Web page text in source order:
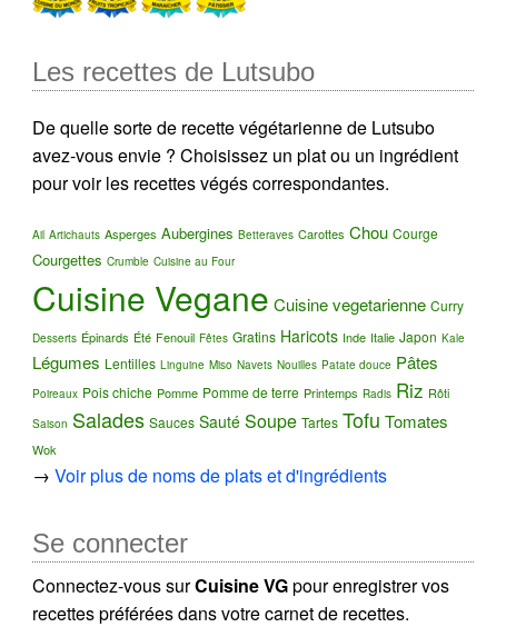
Les recettes de Lutsubo
De quelle sorte de recette végétarienne de Lutsubo
avez-vous envie ? Choisissez un plat ou un ingrédient
pour voir les recettes végés correspondantes.
Ail Artichauts Asperges Aubergines Betteraves Carottes Chou Courge
Courgettes Crumble Cuisine au Four
Cuisine Vegane Cuisine vegetarienne Curry
Desserts Épinards Été Fenouil Fêtes Gratins Haricots Inde Italie Japon Kale
Légumes Lentilles Linguine Miso Navets Nouilles Patate douce Pâtes
Poireaux Pois chiche Pomme Pomme de terre Printemps Radis Riz Rôti
Saison Salades Sauces Sauté Soupe Tartes Tofu Tomates
Wok
→Voir plus de noms de plats et d'ingrédients
Se connecter
Connectez-vous surCuisine VGpour enregistrer vos
recettes préférées dans votre carnet de recettes.